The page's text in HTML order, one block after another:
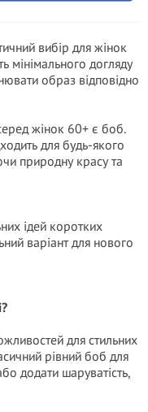
вибір для жінок
мінімального догляду
образ відповідно
жінок 60+ є боб.
для будь-якого
природну красу та
ідей коротких
варіант для нового
для стильних
рівний боб для
додати шаруватість,